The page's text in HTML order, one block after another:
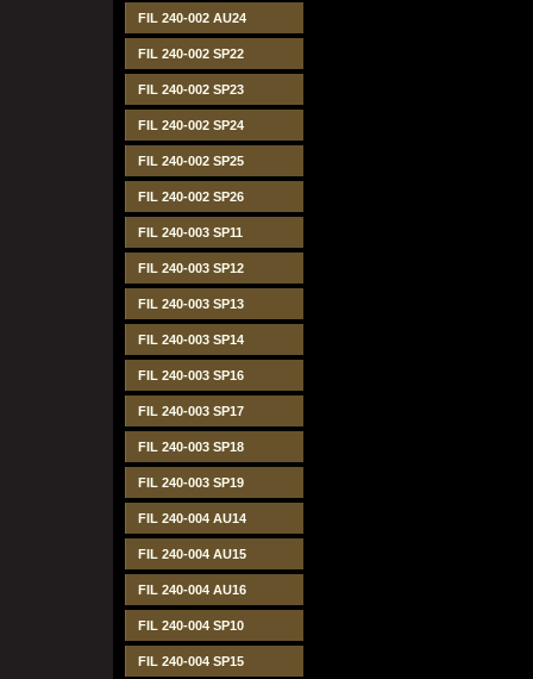
FIL 240-002 AU24
FIL 240-002 SP22
FIL 240-002 SP23
FIL 240-002 SP24
FIL 240-002 SP25
FIL 240-002 SP26
FIL 240-003 SP11
FIL 240-003 SP12
FIL 240-003 SP13
FIL 240-003 SP14
FIL 240-003 SP16
FIL 240-003 SP17
FIL 240-003 SP18
FIL 240-003 SP19
FIL 240-004 AU14
FIL 240-004 AU15
FIL 240-004 AU16
FIL 240-004 SP10
FIL 240-004 SP15